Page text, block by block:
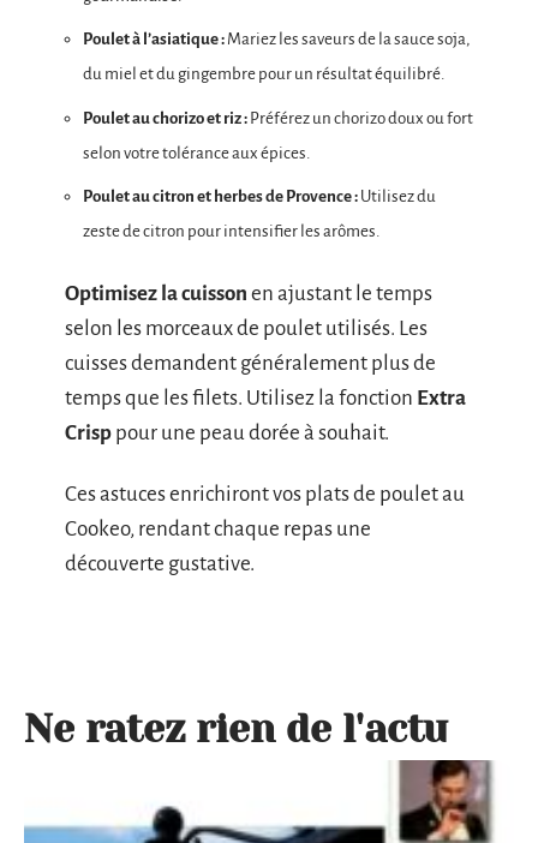
Poulet à l’asiatique : Mariez les saveurs de la sauce soja,
du miel et du gingembre pour un résultat équilibré.
Poulet au chorizo et riz : Préférez un chorizo doux ou fort
selon votre tolérance aux épices.
Poulet au citron et herbes de Provence : Utilisez du
zeste de citron pour intensifier les arômes.
Optimisez la cuisson en ajustant le temps
selon les morceaux de poulet utilisés. Les
cuisses demandent généralement plus de
temps que les filets. Utilisez la fonction Extra
Crisp pour une peau dorée à souhait.
Ces astuces enrichiront vos plats de poulet au
Cookeo, rendant chaque repas une
découverte gustative.
Ne ratez rien de l'actu